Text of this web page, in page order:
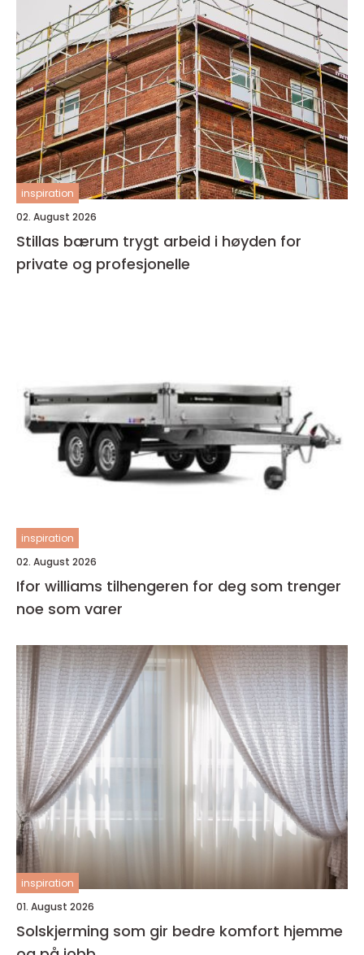
inspiration
02. August 2026
Stillas bærum trygt arbeid i høyden for
private og profesjonelle
inspiration
02. August 2026
Ifor williams tilhengeren for deg som trenger
noe som varer
inspiration
01. August 2026
Solskjerming som gir bedre komfort hjemme